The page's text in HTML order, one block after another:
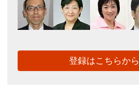
登録はこちらから